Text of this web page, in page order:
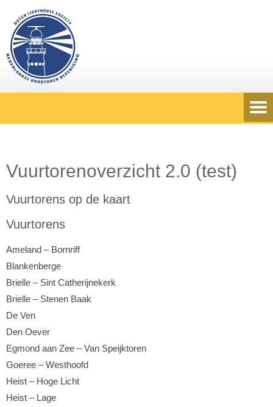
Vuurtorenoverzicht 2.0 (test)
Vuurtorens op de kaart
Vuurtorens
Ameland – Bornriff
Blankenberge
Brielle – Sint Catherijnekerk
Brielle – Stenen Baak
De Ven
Den Oever
Egmond aan Zee – Van Speijktoren
Goeree – Westhoofd
Heist – Hoge Licht
Heist – Lage